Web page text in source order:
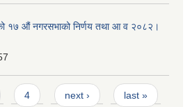
१७ ‍औं नगरसभाको निर्णय तथा आ व २०८२।
4 next › last »